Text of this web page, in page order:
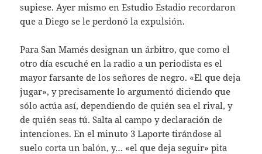
supiese. Ayer mismo en Estudio Estadio recordaron
que a Diego se le perdonó la expulsión.
Para San Mamés designan un árbitro, que como el
otro día escuché en la radio a un periodista es el
mayor farsante de los señores de negro. «El que deja
jugar», y precisamente lo argumentó diciendo que
sólo actúa así, dependiendo de quién sea el rival, y
de quién seas tú. Salta al campo y declaración de
intenciones. En el minuto 3 Laporte tirándose al
suelo corta un balón, y… «el que deja seguir» pita